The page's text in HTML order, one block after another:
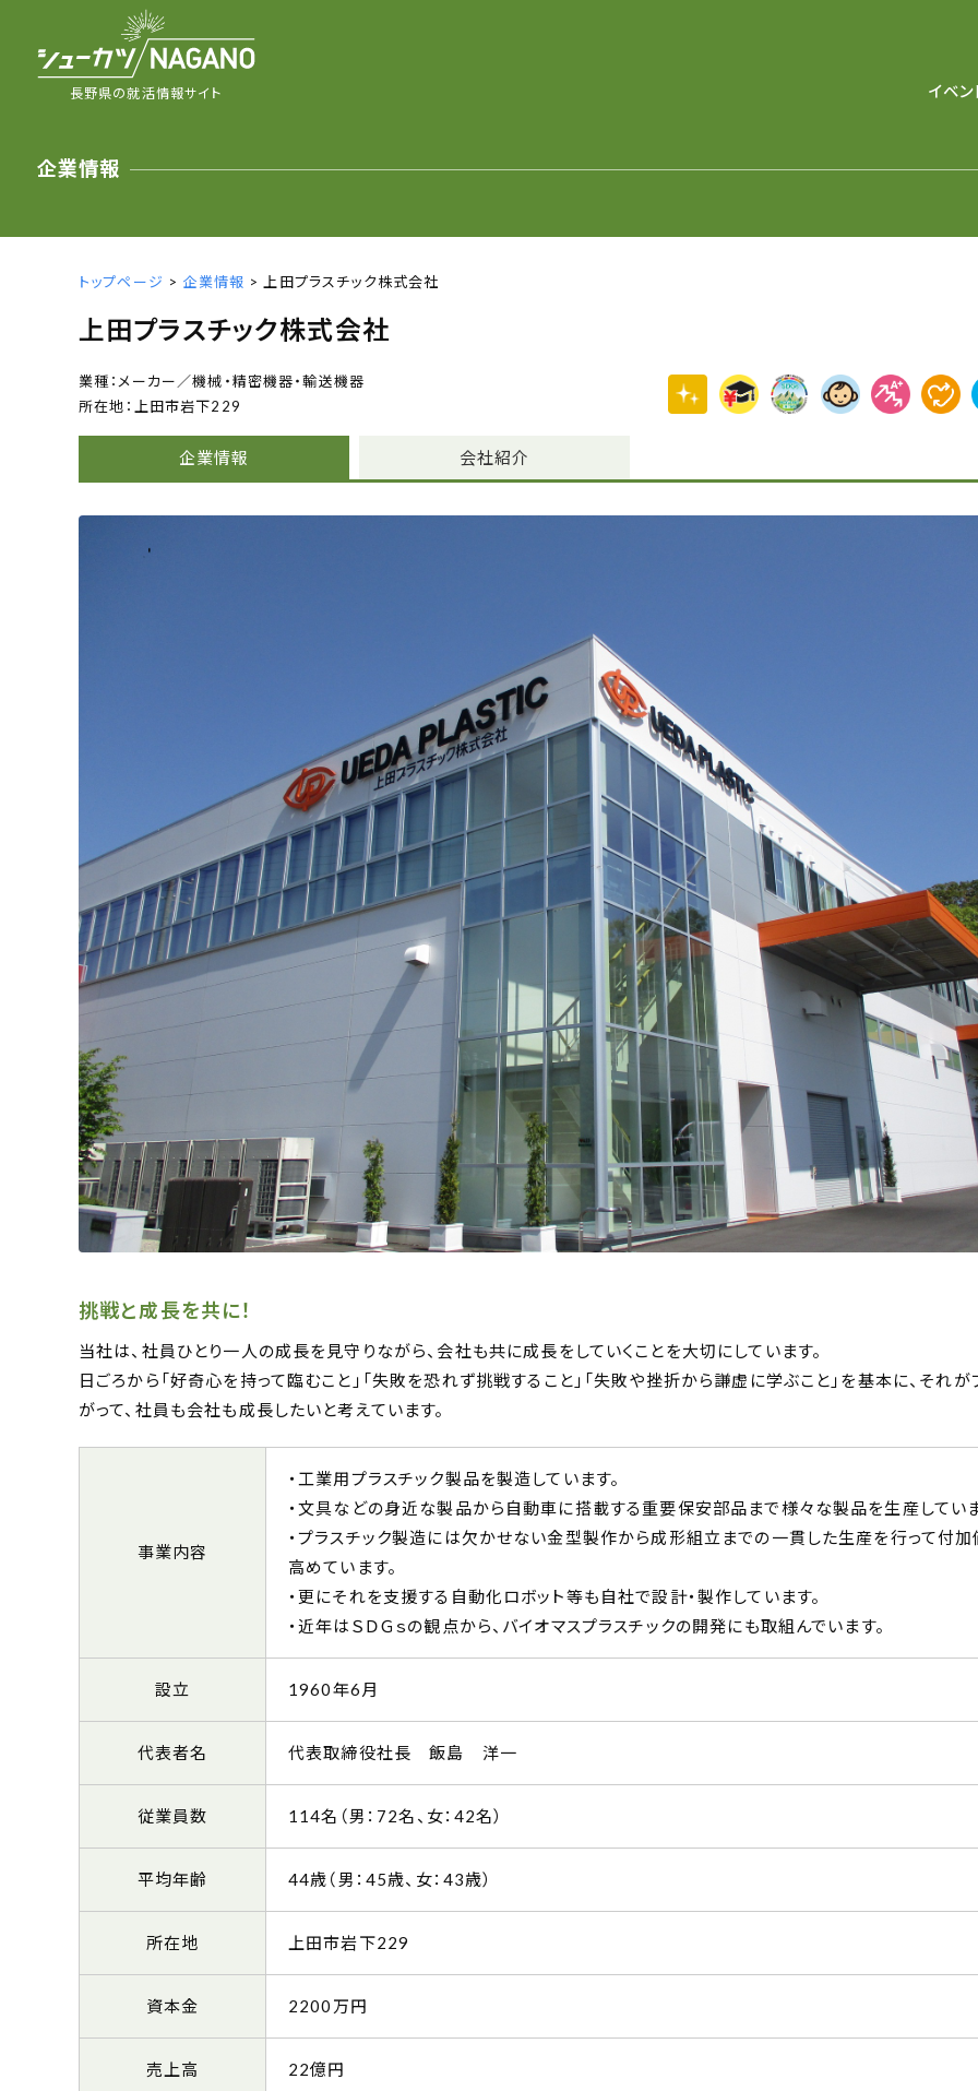
長野県の就活情報サイト イベ
企業情報
トップページ > 企業情報 > 上田プラスチック株式会社
上田プラスチック株式会社
メーカー／機械・精密機器・輸送機器
上田市岩下229
企業情報 会社紹介
挑戦と成長を共に！
当社は、社員ひとり一人の成長を見守りながら、会社も共に成長をしていくことを大切にしています。
日ごろから「好奇心を持って臨むこと」「失敗を恐れず挑戦すること」「失敗や挫折から謙虚に学ぶこと」を基本に、それ
がって、社員も会社も成長したいと考えています。
事業内容
・工業用プラスチック製品を製造しています。
・文具などの身近な製品から自動車に搭載する重要保安部品まで様々な製品を生産してい
・プラスチック製造には欠かせない金型製作から成形組立までの一貫した生産を行って付
高めています。
・更にそれを支援する自動化ロボット等も自社で設計・製作しています。
・近年はＳＤＧｓの観点から、バイオマスプラスチックの開発にも取組んでいます。
設立 1960年6月
代表者名 代表取締役社長 飯島 洋一
従業員数 114名（男：72名、女：42名）
平均年齢 44歳（男：45歳、女：43歳）
所在地 上田市岩下229
資本金 2200万円
売上高 22億円